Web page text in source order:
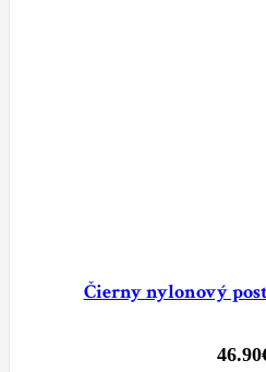
Čierny nylonový
46.90